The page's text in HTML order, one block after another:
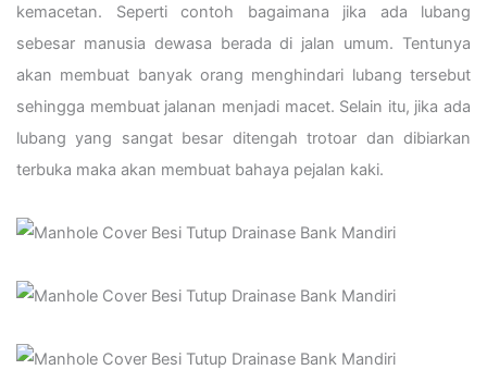
kemacetan. Seperti contoh bagaimana jika ada lubang
sebesar manusia dewasa berada di jalan umum. Tentunya
akan membuat banyak orang menghindari lubang tersebut
sehingga membuat jalanan menjadi macet. Selain itu, jika ada
lubang yang sangat besar ditengah trotoar dan dibiarkan
terbuka maka akan membuat bahaya pejalan kaki.